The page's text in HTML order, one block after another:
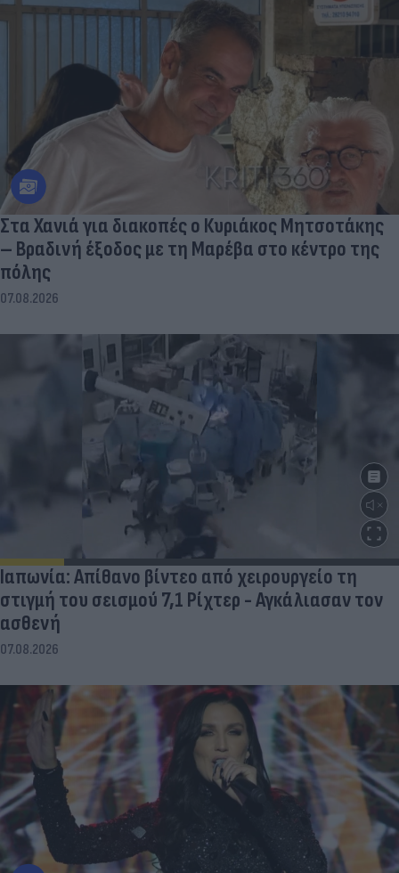
Στα Χανιά για διακοπές ο Κυριάκος Μητσοτάκης
– Βραδινή έξοδος με τη Μαρέβα στο κέντρο της
πόλης
07.08.2026
Ιαπωνία: Απίθανο βίντεο από χειρουργείο τη
στιγμή του σεισμού 7,1 Ρίχτερ - Αγκάλιασαν τον
ασθενή
07.08.2026